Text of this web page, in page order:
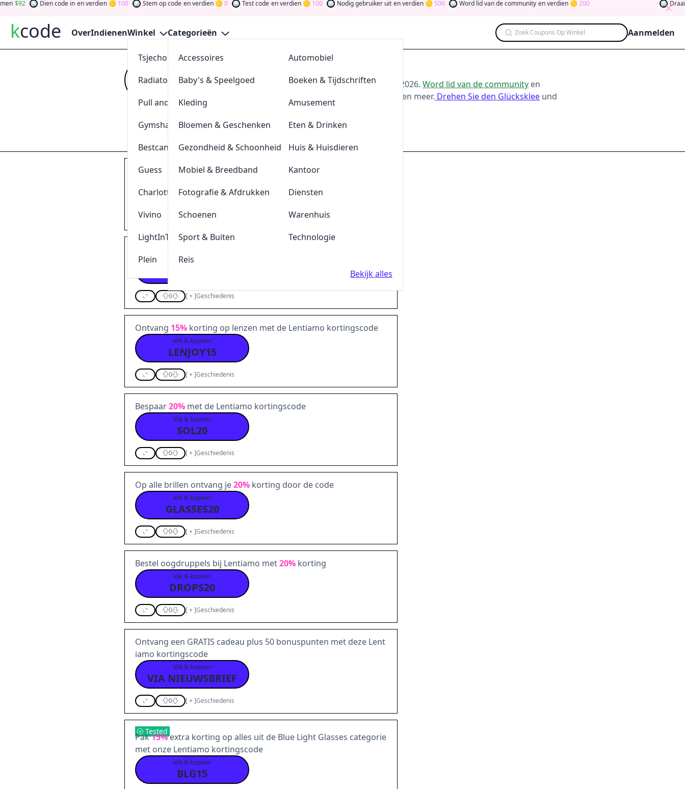
Dien code in en verdien 100 Stem op code en verdien 0 Test code en verdien 100 Nodig gebruiker uit en verdien 500 Word lid van de community en verdien 200 Draai de
kcode OverIndienenWinkel
Tsjechoreizen
AllesvoorBBQ
Radiatorendiscounter
De Klompengigant
Pull and Bear
Lensonline
Gymshark
Quickjewels
Bestcanvas
BrewDog
Guess
Tefal
Charlotte Tilbury
Durex
Vivino
LightInThebox
Fun en Feest
Plein
Categorieën
Accessoires
Automobiel
Baby's & Speelgoed
Boeken & Tijdschriften
Kleding
Amusement
Bloemen & Geschenken
Eten & Drinken
Gezondheid & Schoonheid
Huis & Huisdieren
Mobiel & Breedband
Kantoor
Fotografie & Afdrukken
Diensten
Schoenen
Warenhuis
Sport & Buiten
Technologie
Reis
Bekijk alles
Zoek Coupons Op Winkel Aanmelden
Kijk opkcodevoor de beste Lentiamo-aanbiedingen van aug 2026. Word lid van de community en
verdien tokens door bij te dragen via stemmen, testen, delen en meer. Drehen Sie den Glücksklee und
gewinnen Sie Geld
Indienen lentiamo.nl
Krijg20% korting op zonnebrillen met de Lentiamo kortingscode
SUN20
[+]Geschiedenis
klik & kopieer
0 [+]Geschiedenis
Ontvang 15% korting op lenzen met de Lentiamo kortingscode
klik & kopieer
LENJOY15
0 [+]Geschiedenis
Bespaar20% met de Lentiamo kortingscode
klik & kopieer
SOL20
0 [+]Geschiedenis
Op alle brillen ontvang je20% korting door de code
klik & kopieer
GLASSES20
0 [+]Geschiedenis
Bestel oogdruppels bij Lentiamo met20% korting
klik & kopieer
DROPS20
0 [+]Geschiedenis
Ontvang een GRATIS cadeau plus 50 bonuspunten met deze Lent
iamo kortingscode
klik & kopieer
VIA NIEUWSBRIEF
0 [+]Geschiedenis
Tested
Pak15%extra korting op alles uit de Blue Light Glasses categorie
met onze Lentiamo kortingscode
klik & kopieer
BLG15